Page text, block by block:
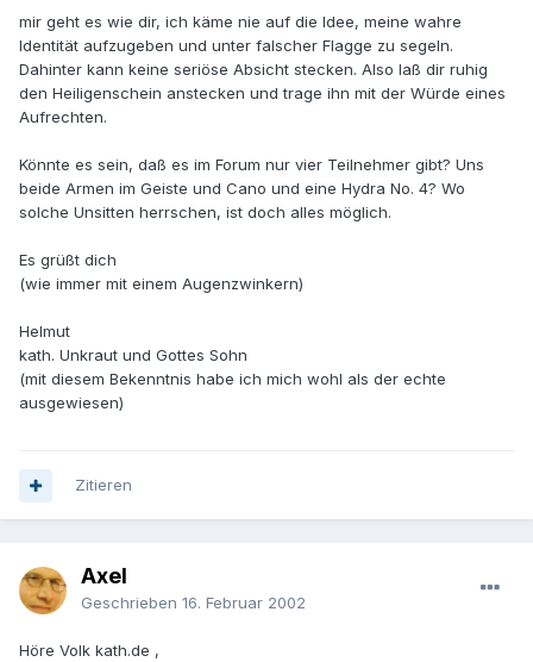
mir geht es wie dir, ich käme nie auf die Idee, meine wahre
Identität aufzugeben und unter falscher Flagge zu segeln.
Dahinter kann keine seriöse Absicht stecken. Also laß dir ruhig
den Heiligenschein anstecken und trage ihn mit der Würde eines
Aufrechten.
Könnte es sein, daß es im Forum nur vier Teilnehmer gibt? Uns
beide Armen im Geiste und Cano und eine Hydra No. 4? Wo
solche Unsitten herrschen, ist doch alles möglich.
Es grüßt dich
(wie immer mit einem Augenzwinkern)
Helmut
kath. Unkraut und Gottes Sohn
(mit diesem Bekenntnis habe ich mich wohl als der echte
ausgewiesen)
Zitieren
Axel
Geschrieben 16. Februar 2002
Höre Volk kath.de ,